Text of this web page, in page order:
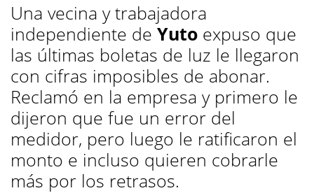
Una vecina y trabajadora
independiente de Yuto expuso que
las últimas boletas de luz le llegaron
con cifras imposibles de abonar.
Reclamó en la empresa y primero le
dijeron que fue un error del
medidor, pero luego le ratificaron el
monto e incluso quieren cobrarle
más por los retrasos.